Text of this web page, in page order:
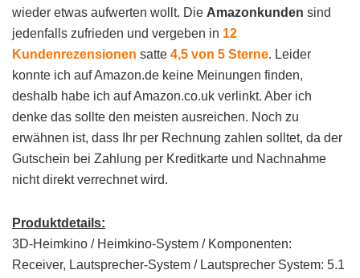
wieder etwas aufwerten wollt. Die Amazonkunden sind
jedenfalls zufrieden und vergeben in 12
Kundenrezensionen satte 4,5 von 5 Sterne. Leider
konnte ich auf Amazon.de keine Meinungen finden,
deshalb habe ich auf Amazon.co.uk verlinkt. Aber ich
denke das sollte den meisten ausreichen. Noch zu
erwähnen ist, dass Ihr per Rechnung zahlen solltet, da der
Gutschein bei Zahlung per Kreditkarte und Nachnahme
nicht direkt verrechnet wird.
Produktdetails:
3D-Heimkino / Heimkino-System / Komponenten:
Receiver, Lautsprecher-System / Lautsprecher System: 5.1